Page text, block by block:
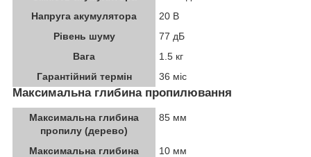
Напруга акумулятора
20 В
Рівень шуму
77 дБ
Вага
1.5 кг
Гарантійний термін
36 міс
Максимальна глибина пропилювання
Максимальна глибина
пропилу (дерево)
85 мм
Максимальна глибина
10 мм